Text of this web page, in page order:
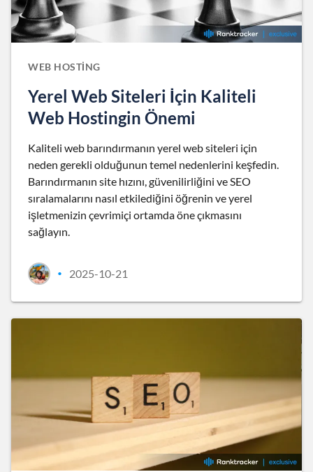
WEB HOSTING
Yerel Web Siteleri İçin Kaliteli
Web Hostingin Önemi
Kaliteli web barındırmanın yerel web siteleri için
neden gerekli olduğunun temel nedenlerini keşfedin.
Barındırmanın site hızını, güvenilirliğini ve SEO
sıralamalarını nasıl etkilediğini öğrenin ve yerel
işletmenizin çevrimiçi ortamda öne çıkmasını
sağlayın.
• 2025-10-21